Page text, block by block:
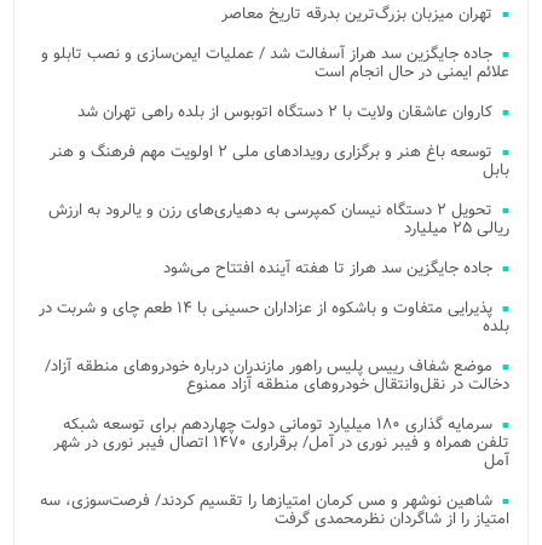
تهران میزبان بزرگ‌ترین بدرقه تاریخ معاصر
جاده جایگزین سد هراز آسفالت شد / عملیات ایمن‌سازی و نصب تابلو و
علائم ایمنی در حال انجام است
کاروان عاشقان ولایت با ۲ دستگاه اتوبوس از بلده راهی تهران شد
توسعه باغ هنر و برگزاری رویدادهای ملی ۲ اولویت مهم فرهنگ و هنر
بابل
تحویل ۲ دستگاه نیسان کمپرسی به دهیاری‌های رزن و یالرود به ارزش
ریالی ۲۵ میلیارد
جاده جایگزین سد هراز تا هفته آینده افتتاح می‌شود
پذیرایی متفاوت و باشکوه از عزاداران حسینی با ۱۴ طعم چای و شربت در
بلده
موضع شفاف رییس پلیس راهور مازندران درباره خودروهای منطقه آزاد/
دخالت در نقل‌وانتقال خودروهای منطقه آزاد ممنوع
سرمایه گذاری ۱۸۰ میلیارد تومانی دولت چهاردهم برای توسعه شبکه
تلفن همراه و فیبر نوری در آمل/ برقراری ۱۴۷۰ اتصال فیبر نوری در شهر
آمل
شاهین نوشهر و مس کرمان امتیازها را تقسیم کردند/ فرصت‌سوزی، سه
امتیاز را از شاگردان نظرمحمدی گرفت